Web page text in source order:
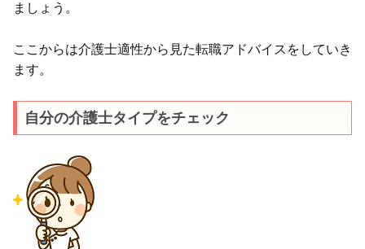
ましょう。
ここからは介護士適性から見た転職アドバイスをしていき
ます。
自分の介護士タイプをチェック